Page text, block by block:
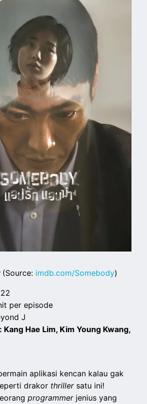
(Source: imdb.com/Somebody)
per episode
J
Hae Lim, Kim Young Kwang,
aplikasi kencan kalau gak
drakor thrillersatu ini!
programmer jenius yang